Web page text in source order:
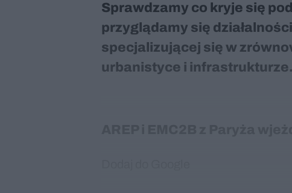
Sprawdzamy co kryje się
przyglądamy się
specjalizującej się w
urbanistyce i infrastrukturze.